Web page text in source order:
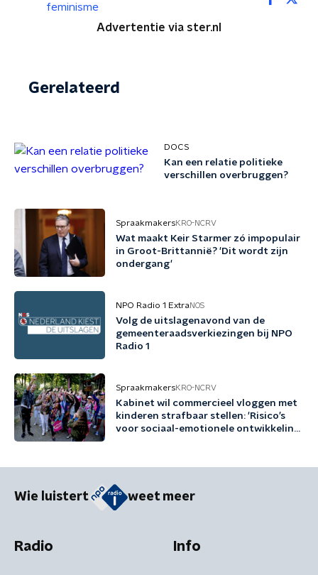
feminisme
Advertentie via ster.nl
Gerelateerd
DOCS
Kan een relatie politieke
verschillen overbruggen?
SpraakmakersKRO-NCRV
Wat maakt Keir Starmer zó impopulair
in Groot-Brittannië? 'Dit wordt zijn
ondergang'
NPO Radio 1 Extra NOS
Volg de uitslagenavond van de
gemeenteraadsverkiezingen bij NPO
Radio 1
SpraakmakersKRO-NCRV
Kabinet wil commercieel vloggen met
kinderen strafbaar stellen: 'Risico’s
voor sociaal-emotionele ontwikkeling
Wie luistert weet meer
Radio Info